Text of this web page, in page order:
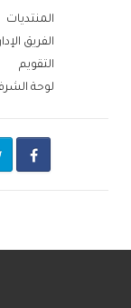
المنتديات
الفريق
التقويم
لوحة